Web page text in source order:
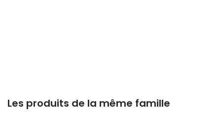
Les produits de la même famille